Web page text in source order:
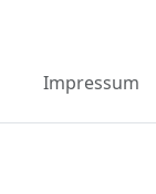
Impressum